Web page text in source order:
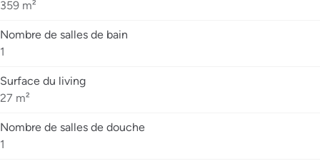
359 m²
Nombre de salles de bain
1
Surface du living
27 m²
Nombre de salles de douche
1